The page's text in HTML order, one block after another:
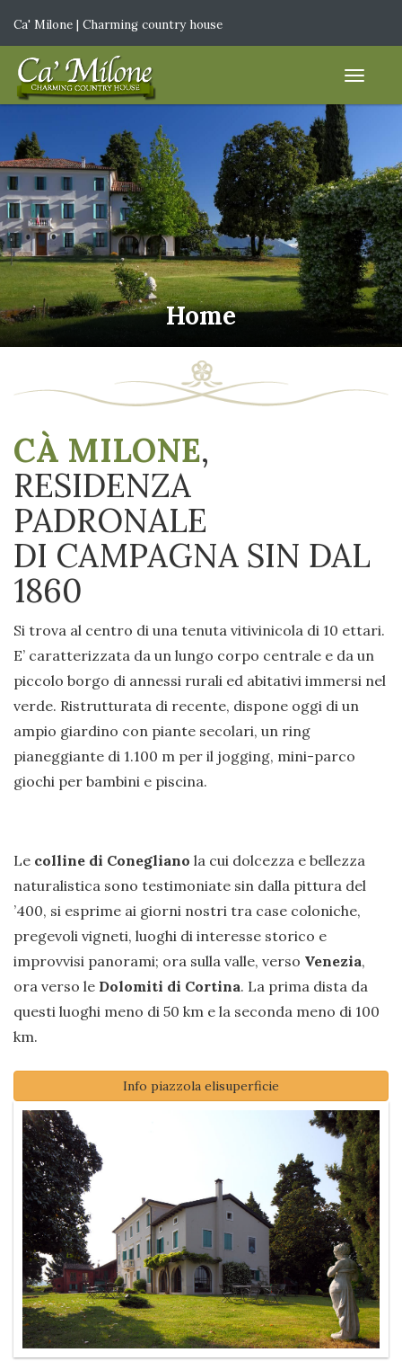
Ca' Milone | Charming country house
Home
CÀ MILONE,
RESIDENZA
PADRONALE
DI CAMPAGNA SIN DAL
1860
Si trova al centro di una tenuta vitivinicola di 10 ettari.
E’ caratterizzata da un lungo corpo centrale e da un
piccolo borgo di annessi rurali ed abitativi immersi nel
verde. Ristrutturata di recente, dispone oggi di un
ampio giardino con piante secolari, un ring
pianeggiante di 1.100 m per il jogging, mini-parco
giochi per bambini e piscina.
Le colline di Conegliano la cui dolcezza e bellezza
naturalistica sono testimoniate sin dalla pittura del
’400, si esprime ai giorni nostri tra case coloniche,
pregevoli vigneti, luoghi di interesse storico e
improvvisi panorami; ora sulla valle, verso Venezia,
ora verso le Dolomiti di Cortina. La prima dista da
questi luoghi meno di 50 km e la seconda meno di 100
km.
Info piazzola elisuperficie